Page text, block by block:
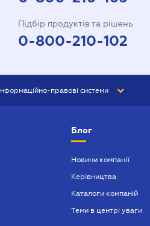
Підбір продуктів та рішень
0-800-210-102
правові системи
БУХГАЛТЕР ПРОФ
Блог
Новини компанії
Керівництва
Каталоги компаній
Теми в центрі уваги